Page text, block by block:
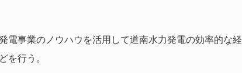
電事業のノウハウを活用して道南水力発電の効率的な経
を行う。